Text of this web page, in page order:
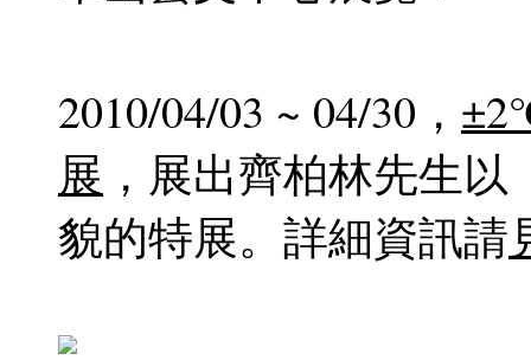
2010/04/03 ~ 04/30，
展 ，展出齊柏林先生
貌的特展。詳細資訊請